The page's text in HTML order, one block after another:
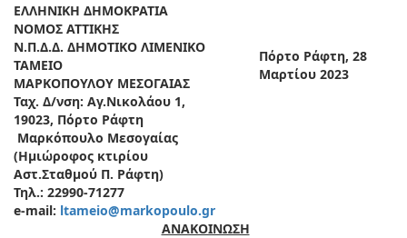
ΕΛΛΗΝΙΚΗ ΔΗΜΟΚΡΑΤΙΑ
ΝΟΜΟΣ ΑΤΤΙΚΗΣ
Ν.Π.Δ.Δ. ΔΗΜΟΤΙΚΟ ΛΙΜΕΝΙΚΟ
ΤΑΜΕΙΟ
MΑΡΚΟΠΟΥΛΟΥ ΜΕΣΟΓΑΙΑΣ
Ταχ. Δ/νση: Αγ.Νικολάου 1,
19023, Πόρτο Ράφτη
Μαρκόπουλο Μεσογαίας
(Ημιώροφος κτιρίου
Αστ.Σταθμού Π. Ράφτη)
Τηλ.: 22990-71277
e-mail: ltameio@markopoulo.gr
Πόρτο Ράφτη, 28
Μαρτίου 2023
ΑΝΑΚΟΙΝΩΣΗ